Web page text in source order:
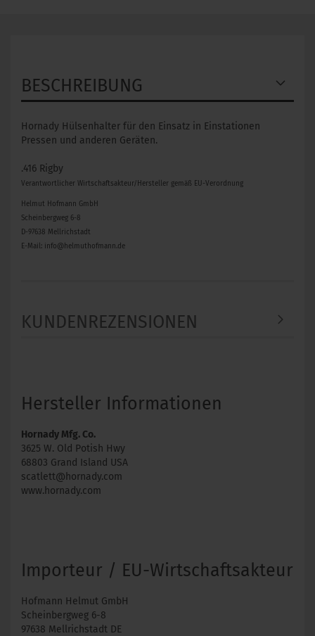
BESCHREIBUNG
Hornady Hülsenhalter für den Einsatz in Einstationen
Pressen und anderen Geräten.
.416 Rigby
Verantwortlicher Wirtschaftsakteur/Hersteller gemäß EU-Verordnung
Helmut Hofmann GmbH
Scheinbergweg 6-8
D-97638 Mellrichstadt
E-Mail: info@helmuthofmann.de
KUNDENREZENSIONEN
Hersteller Informationen
Hornady Mfg. Co.
3625 W. Old Potish Hwy
68803 Grand Island USA
scatlett@hornady.com
www.hornady.com
Importeur / EU-Wirtschaftsakteur
Hofmann Helmut GmbH
Scheinbergweg 6-8
97638 Mellrichstadt DE